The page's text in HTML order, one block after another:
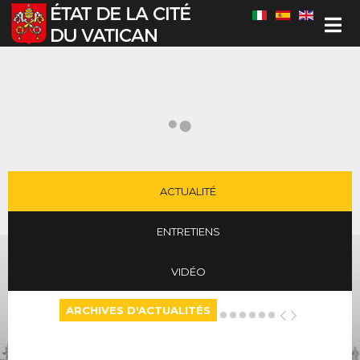
Sélectionnez votre langue
ACTUALITÉ
ENTRETIENS
VIDÉO
ARCHIVES D'ACTUALITÉS